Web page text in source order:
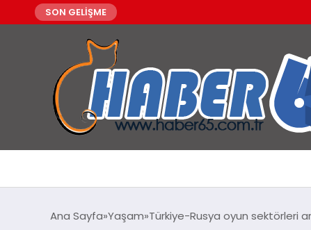
SON GELİŞME
Ana Sayfa Yaşam Türkiye-Rusya oyun sektörleri